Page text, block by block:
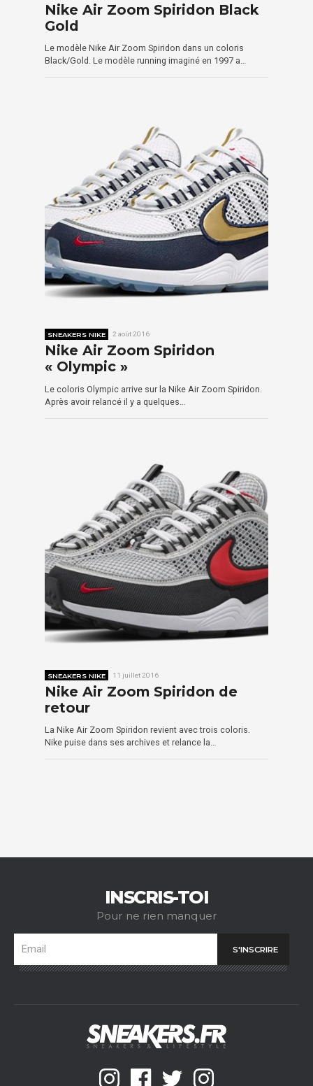
Nike Air Zoom Spiridon Black
Gold
Le modèle Nike Air Zoom Spiridon dans un coloris
Black/Gold. Le modèle running imaginé en 1997 a…
SNEAKERS NIKE 2 août 2016
Nike Air Zoom Spiridon
« Olympic »
Le coloris Olympic arrive sur la Nike Air Zoom Spiridon.
Après avoir relancé il y a quelques…
SNEAKERS NIKE 11 juillet 2016
Nike Air Zoom Spiridon de
retour
La Nike Air Zoom Spiridon revient avec trois coloris.
Nike puise dans ses archives et relance la…
INSCRIS-TOI
Pour ne rien manquer